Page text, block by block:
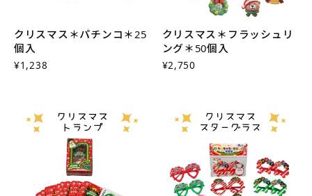
クリスマス＊パチンコ＊25
個入
¥1,238
クリスマス＊フラッシュリ
ング＊50個入
¥2,750